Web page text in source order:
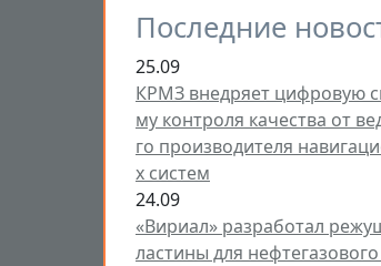
Последние
25.09
КРМЗ внедряет цифровую
му контроля качества от
го производителя
х систем
24.09
«Вириал» разработал
ластины для